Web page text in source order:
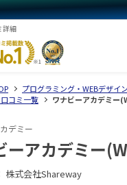
詳細
プログラミング・WEBデザイ
コミ一覧
ワナビーアカデミー
デミー
ーアカデミー
株式会社Shareway